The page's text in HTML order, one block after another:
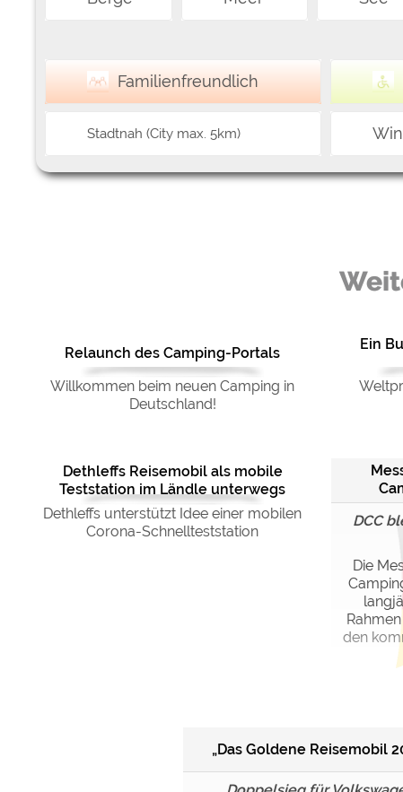
Familienfreundlich
Stadtnah (City max. 5km)
Relaunch des Camping-Portals
Willkommen beim neuen Camping in
Deutschland!
Ein
Dethleffs Reisemobil als mobile
Teststation im Ländle unterwegs
Dethleffs unterstützt Idee einer mobilen
Corona-Schnellteststation
DCC
Die
den
„Das Goldene Reisemobil